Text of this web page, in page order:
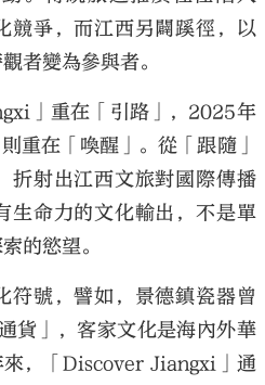
競爭，而江西另闢蹊徑，以
者變為參與者。
」重在「引路」，2025年
重在「喚醒」。從「跟隨」
折射出江西文旅對國際傳播
生命力的文化輸出，不是單
的慾望。
符號，譬如，景德鎮瓷器曾
貨」，客家文化是海內外華
來，「Discover Jiangxi」通